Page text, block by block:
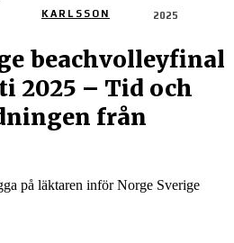
KARLSSON 2025
beachvolleyfinal
2025 – Tid och
från